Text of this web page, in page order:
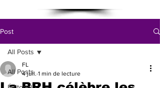
Post
All Posts
All Posts
FL
4 juil. 1 min de lecture